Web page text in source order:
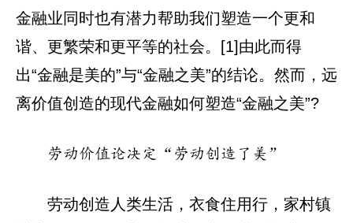
金融业同时也有潜力帮助我们塑造一个更和
谐、更繁荣和更平等的社会。[1]由此而得
出“金融是美的”与“金融之美”的结论。然而，远
离价值创造的现代金融如何塑造“金融之美”?
劳动价值论决定“劳动创造了美”
劳动创造人类生活，衣食住用行，家村镇